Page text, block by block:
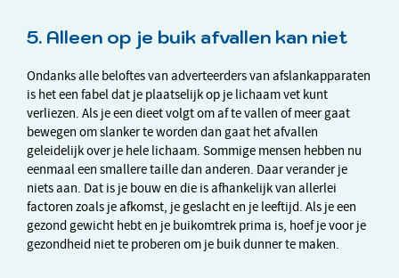
5. Alleen op je buik afvallen kan niet
Ondanks alle beloftes van adverteerders van afslankapparaten
is het een fabel dat je plaatselijk op je lichaam vet kunt
verliezen. Als je een dieet volgt om af te vallen of meer gaat
bewegen om slanker te worden dan gaat het afvallen
geleidelijk over je hele lichaam. Sommige mensen hebben nu
eenmaal een smallere taille dan anderen. Daar verander je
niets aan. Dat is je bouw en die is afhankelijk van allerlei
factoren zoals je afkomst, je geslacht en je leeftijd. Als je een
gezond gewicht hebt en je buikomtrek prima is, hoef je voor je
gezondheid niet te proberen om je buik dunner te maken.